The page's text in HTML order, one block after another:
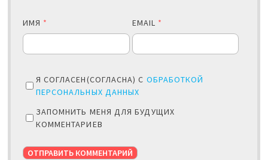
ИМЯ * EMAIL *
Я СОГЛАСЕН(СОГЛАСНА) С ОБРАБОТКОЙ
ПЕРСОНАЛЬНЫХ ДАННЫХ
ЗАПОМНИТЬ МЕНЯ ДЛЯ БУДУЩИХ
КОММЕНТАРИЕВ